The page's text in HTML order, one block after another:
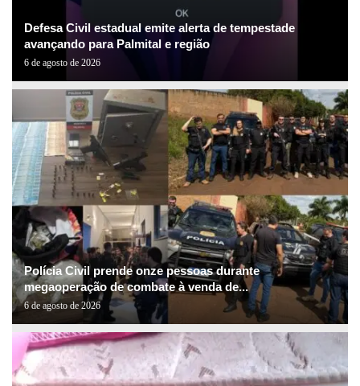
Defesa Civil estadual emite alerta de tempestade
avançando para Palmital e região
6 de agosto de 2026
Polícia Civil prende onze pessoas durante
megaoperação de combate à venda de...
6 de agosto de 2026